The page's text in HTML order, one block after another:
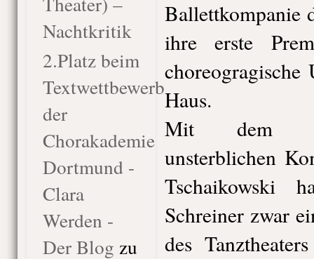
Nachtkritik
2.Platz beim
Textwettbewerb
der
Chorakademie
Dortmund -
Clara
Werden -
Der Blog zu
Ballettkompanie
ihre erste
Haus.
Mit dem
unsterblichen
Tschaikowski
Schreiner zwar
des